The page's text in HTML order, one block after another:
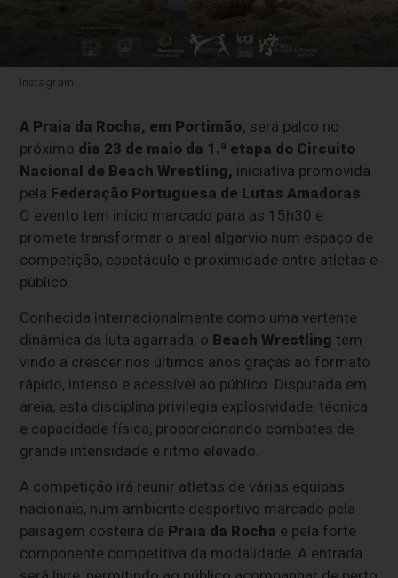
Instagram
A Praia da Rocha, em Portimão, será palco no
próximo dia 23 de maio da 1.ª etapa do Circuito
Nacional de Beach Wrestling, iniciativa promovida
pela Federação Portuguesa de Lutas Amadoras.
O evento tem início marcado para as 15h30 e
promete transformar o areal algarvio num espaço de
competição, espetáculo e proximidade entre atletas e
público.
Conhecida internacionalmente como uma vertente
dinâmica da luta agarrada, o Beach Wrestlingtem
vindo a crescer nos últimos anos graças ao formato
rápido, intenso e acessível ao público. Disputada em
areia, esta disciplina privilegia explosividade, técnica
e capacidade física, proporcionando combates de
grande intensidade e ritmo elevado.
A competição irá reunir atletas de várias equipas
nacionais, num ambiente desportivo marcado pela
paisagem costeira da Praia da Rocha e pela forte
componente competitiva da modalidade. A entrada